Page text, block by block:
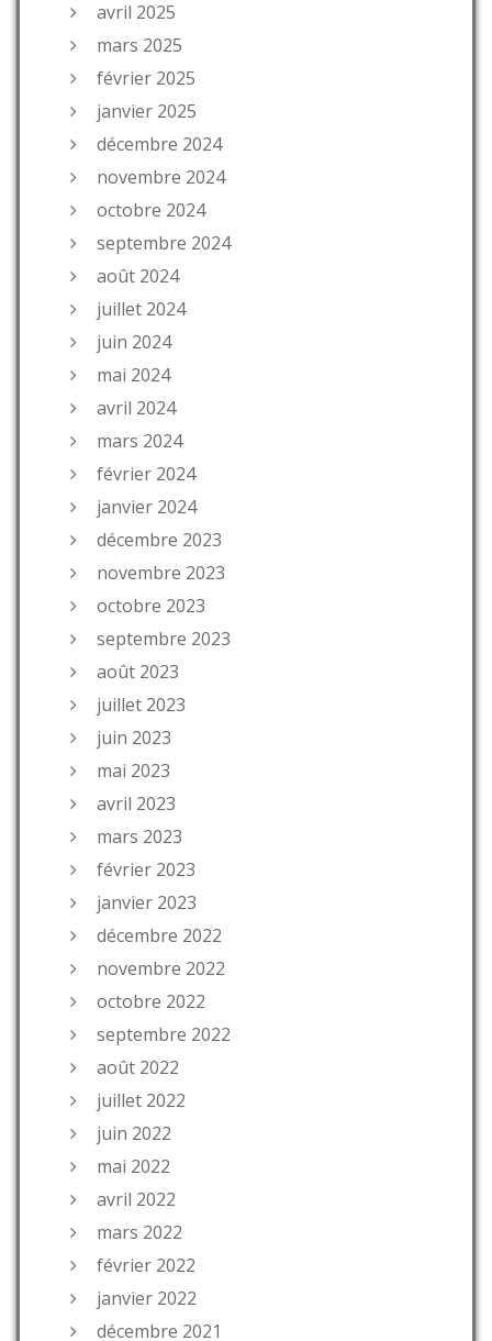
avril 2025
mars 2025
février 2025
janvier 2025
décembre 2024
novembre 2024
octobre 2024
septembre 2024
août 2024
juillet 2024
juin 2024
mai 2024
avril 2024
mars 2024
février 2024
janvier 2024
décembre 2023
novembre 2023
octobre 2023
septembre 2023
août 2023
juillet 2023
juin 2023
mai 2023
avril 2023
mars 2023
février 2023
janvier 2023
décembre 2022
novembre 2022
octobre 2022
septembre 2022
août 2022
juillet 2022
juin 2022
mai 2022
avril 2022
mars 2022
février 2022
janvier 2022
décembre 2021